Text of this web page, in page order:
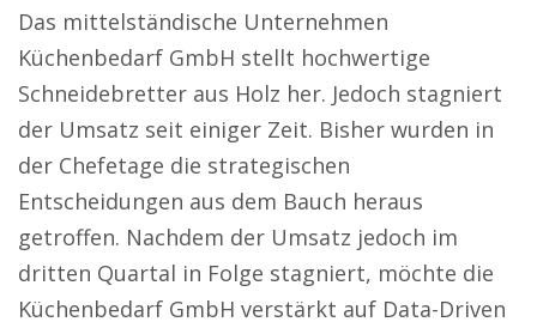
Das mittelständische Unternehmen
Küchenbedarf GmbH stellt hochwertige
Schneidebretter aus Holz her. Jedoch stagniert
der Umsatz seit einiger Zeit. Bisher wurden in
der Chefetage die strategischen
Entscheidungen aus dem Bauch heraus
getroffen. Nachdem der Umsatz jedoch im
dritten Quartal in Folge stagniert, möchte die
Küchenbedarf GmbH verstärkt auf Data-Driven